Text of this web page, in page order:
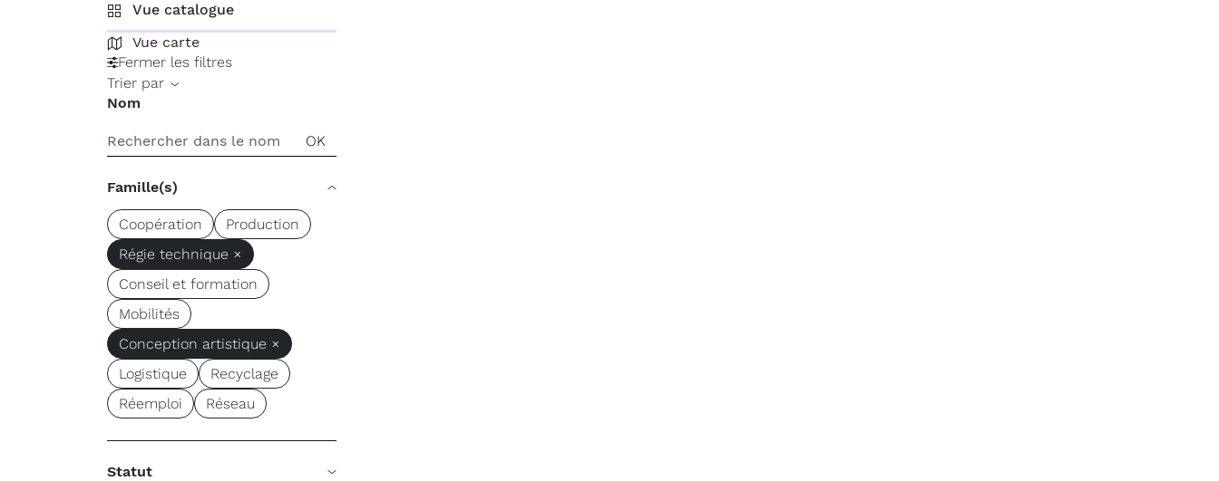
Vue catalogue
Vue carte
Fermer les filtres
Trier par
Nom
Famille(s)
Coopération
Production
Régie technique ×
Conseil et formation
Mobilités
Conception artistique ×
Logistique
Recyclage
Réemploi
Réseau
Statut